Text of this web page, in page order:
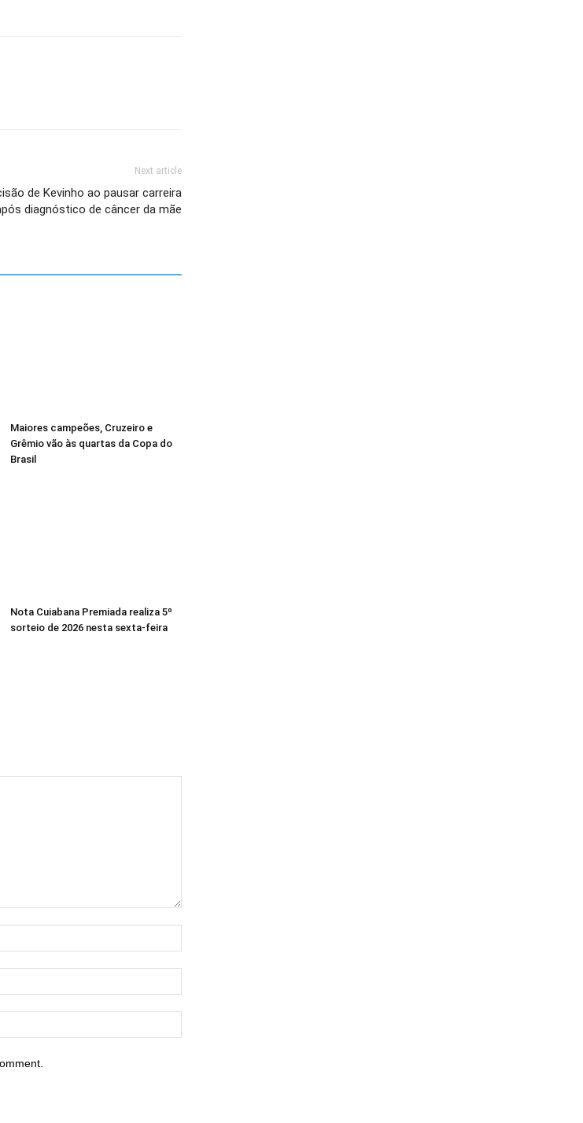
Next article
de Kevinho ao pausar carreira
diagnóstico de câncer da mãe
Maiores campeões, Cruzeiro e
Grêmio vão às quartas da Copa do
Brasil
Nota Cuiabana Premiada realiza 5º
sorteio de 2026 nesta sexta-feira